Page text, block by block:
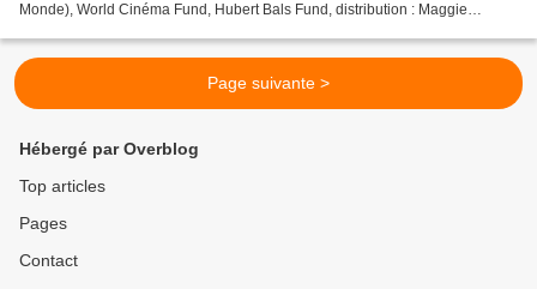
Monde), World Cinéma Fund, Hubert Bals Fund, distribution : Maggie
Page suivante >
Hébergé par Overblog
Top articles
Pages
Contact